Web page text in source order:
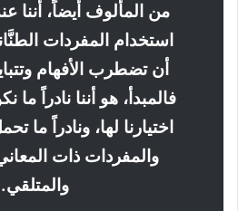
من المألوف أيضاً، أننا
استخدام المفردات
أن تضطرب الأفهام
فالمبدأ، هو أننا نادراً
اختيارنا لها، ونادراً ما
والمفردات ذات
والمتلقي.